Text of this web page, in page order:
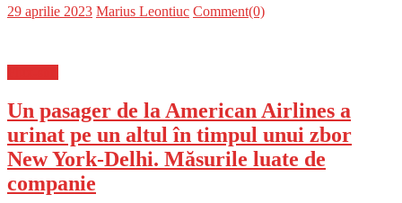
Posted
29 aprilie 2023 Author
Marius Leontiuc Comment(0)
Un pasager de la American Airlines a
urinat pe un altul în timpul unui zbor
New York-Delhi. Măsurile luate de
companie